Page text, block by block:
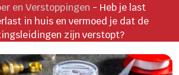
en Verstoppingen - Heb je last
in huis en vermoed je dat de
zijn verstopt?